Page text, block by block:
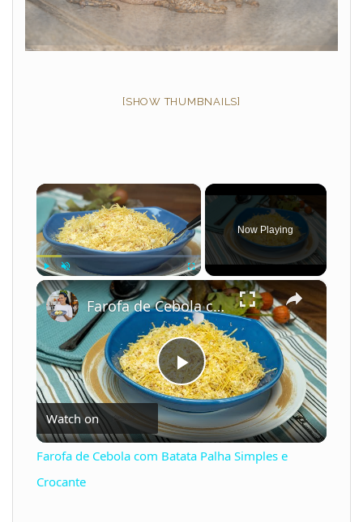
[SHOW THUMBNAILS]
×
Play Unmute Fullscreen
Now Playing
×
P
l
Farofa de Cebola com Batata Palha Simples e Crocante
Watch on
Farofa de Cebola com Batata Palha Simples e
Crocante